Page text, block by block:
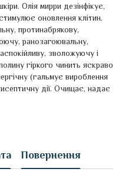
Олія мирри дезінфікує,
оновлення клітин.
протинабрякову,
ранозагоювальну,
зволожуючу і
гіркого чинить яскраво
(гальмує вироблення
дії. Очищає, надає
Повернення